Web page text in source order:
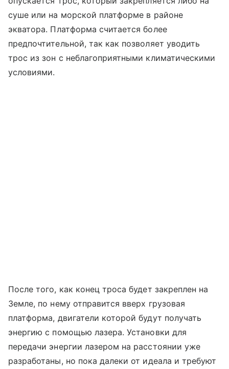
суше или на морской платформе в районе
экватора. Платформа считается более
предпочтительной, так как позволяет уводить
трос из зон с неблагоприятными климатическими
условиями.
После того, как конец троса будет закреплен на
Земле, по нему отправится вверх грузовая
платформа, двигатели которой будут получать
энергию с помощью лазера. Установки для
передачи энергии лазером на расстоянии уже
разработаны, но пока далеки от идеала и требуют